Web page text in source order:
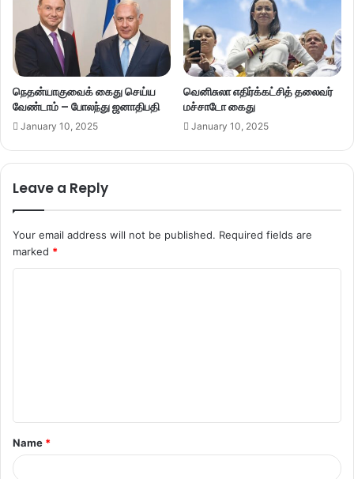
நெதன்யாகுவைக் கைது செய்ய
வேண்டாம் – போலந்து ஜனாதிபதி
January 10, 2025
வெனிசுலா எதிர்க்கட்சித் தலைவர்
மச்சாடோ கைது
January 10, 2025
Leave a Reply
Your email address will not be published. Required fields are
marked *
t
*
Name *